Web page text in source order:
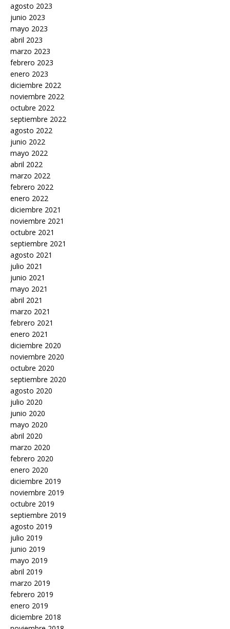
agosto 2023
junio 2023
mayo 2023
abril 2023
marzo 2023
febrero 2023
enero 2023
diciembre 2022
noviembre 2022
octubre 2022
septiembre 2022
agosto 2022
junio 2022
mayo 2022
abril 2022
marzo 2022
febrero 2022
enero 2022
diciembre 2021
noviembre 2021
octubre 2021
septiembre 2021
agosto 2021
julio 2021
junio 2021
mayo 2021
abril 2021
marzo 2021
febrero 2021
enero 2021
diciembre 2020
noviembre 2020
octubre 2020
septiembre 2020
agosto 2020
julio 2020
junio 2020
mayo 2020
abril 2020
marzo 2020
febrero 2020
enero 2020
diciembre 2019
noviembre 2019
octubre 2019
septiembre 2019
agosto 2019
julio 2019
junio 2019
mayo 2019
abril 2019
marzo 2019
febrero 2019
enero 2019
diciembre 2018